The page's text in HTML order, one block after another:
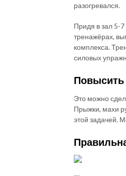
разогревался.
Придя в зал 5-
тренажёрах,
комплекса.
силовых
Повысить
Это можно
Прыжки, махи
этой задачей.